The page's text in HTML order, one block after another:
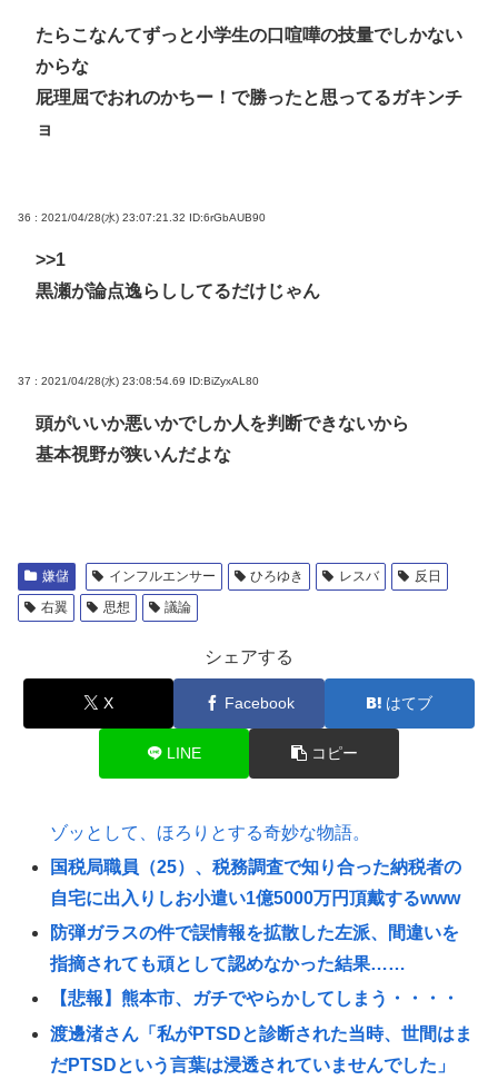
たらこなんてずっと小学生の口喧嘩の技量でしかない
からな
屁理屈でおれのかちー！で勝ったと思ってるガキンチ
ョ
36 : 2021/04/28(水) 23:07:21.32 ID:6rGbAUB90
>>1
黒瀬が論点逸らししてるだけじゃん
37 : 2021/04/28(水) 23:08:54.69 ID:BiZyxAL80
頭がいいか悪いかでしか人を判断できないから
基本視野が狭いんだよな
嫌儲 インフルエンサー ひろゆき レスバ
反日
右翼
思想 議論
シェアする
X Facebook はてブ
LINE コピー
ゾッとして、ほろりとする奇妙な物語。
国税局職員（25）、税務調査で知り合った納税者の
自宅に出入りしお小遣い1億5000万円頂戴するwww
防弾ガラスの件で誤情報を拡散した左派、間違いを
指摘されても頑として認めなかった結果……
【悲報】熊本市、ガチでやらかしてしまう・・・・
渡邊渚さん「私がPTSDと診断された当時、世間はま
だPTSDという言葉は浸透されていませんでした」